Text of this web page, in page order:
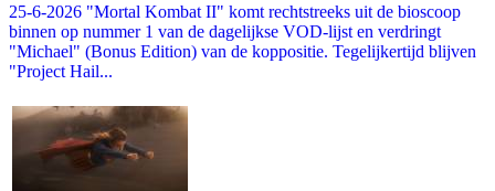
25-6-2026 "Mortal Kombat II" komt rechtstreeks uit de bioscoop
binnen op nummer 1 van de dagelijkse VOD-lijst en verdringt
"Michael" (Bonus Edition) van de koppositie. Tegelijkertijd blijven
"Project Hail...